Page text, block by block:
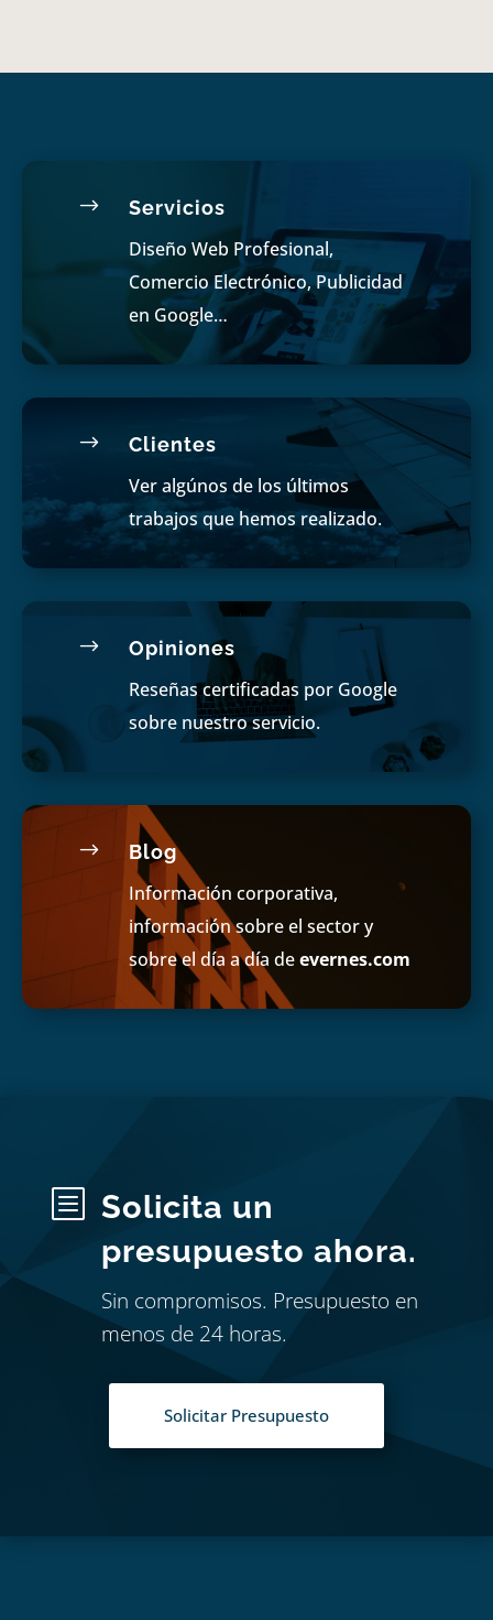
$ Servicios
Diseño Web Profesional,
Comercio Electrónico, Publicidad
en Google…
$ Clientes
Ver algúnos de los últimos
trabajos que hemos realizado.
$ Opiniones
Reseñas certificadas por Google
sobre nuestro servicio.
$ Blog
Información corporativa,
información sobre el sector y
sobre el día a día deevernes.com
b
Solicita un
presupuesto ahora.
Sin compromisos. Presupuesto en
menos de 24 horas.
Solicitar Presupuesto